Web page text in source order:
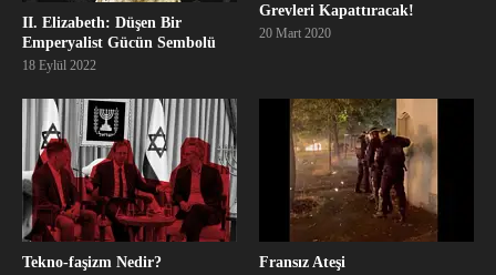
II. Elizabeth: Düşen Bir
Emperyalist Gücün Sembolü
18 Eylül 2022
Grevleri Kapattıracak!
20 Mart 2020
Tekno-faşizm Nedir? Fransız Ateşi